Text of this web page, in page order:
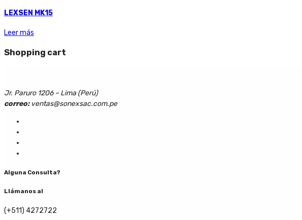
LEXSEN MK15
Leer más
Shopping cart
Jr. Paruro 1206 – Lima (Perú)
correo:ventas@sonexsac.com.pe
Alguna Consulta?
Llámanos al
(+511) 4272722